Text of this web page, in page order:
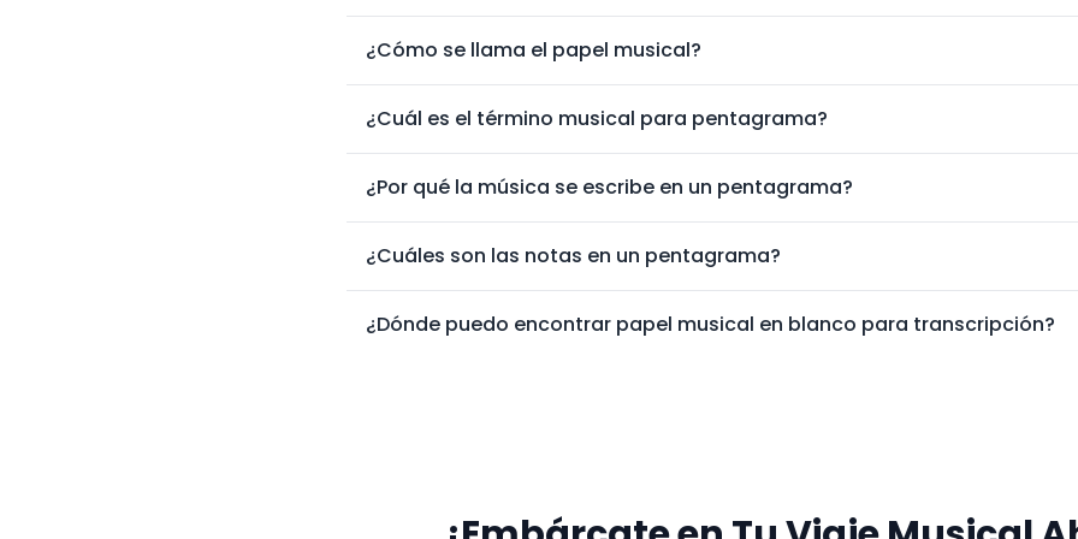
Export as PDF
¿Cómo se llama el papel musical?
¿Cuál es el término musical para pentagrama?
¿Por qué la música se escribe en un pentagrama?
¿Cuáles son las notas en un pentagrama?
¿Dónde puedo encontrar papel musical en blanco para transcripción?